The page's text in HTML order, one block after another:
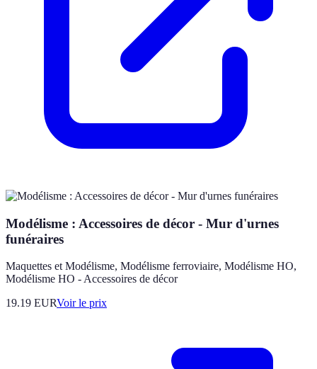
Modélisme : Accessoires de décor - Mur d'urnes
funéraires
Maquettes et Modélisme, Modélisme ferroviaire, Modélisme HO,
Modélisme HO - Accessoires de décor
19.19 EURVoir le prix